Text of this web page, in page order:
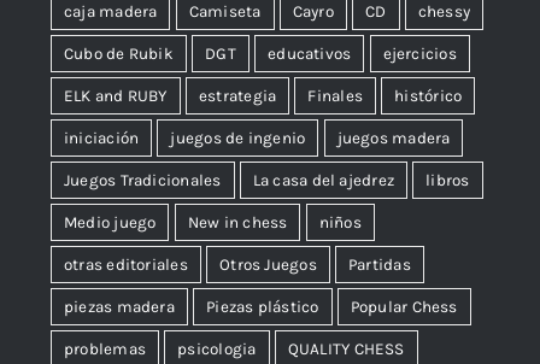
caja madera Camiseta Cayro CD chessy
Cubo de Rubik DGT educativos ejercicios
ELK and RUBY estrategia Finales histórico
iniciación juegos de ingenio juegos madera
Juegos Tradicionales La casa del ajedrez libros
Medio juego New in chess niños
otras editoriales Otros Juegos Partidas
piezas madera Piezas plástico Popular Chess
problemas psicologia QUALITY CHESS